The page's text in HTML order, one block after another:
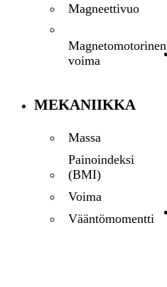
Magneettivuo
Magnetomotorinen
voima
MEKANIIKKA
Massa
Painoindeksi
(BMI)
Voima
Vääntömomentti